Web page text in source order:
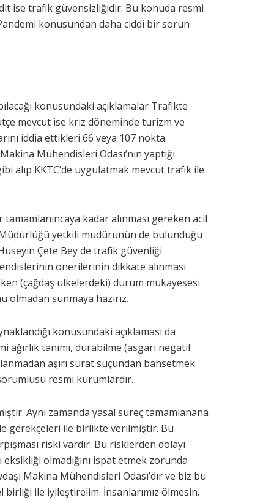
ise trafik güvensizliğidir. Bu konuda resmi
konusundan daha ciddi bir sorun
konusundaki açıklamalar Trafikte
mevcut ise kriz döneminde turizm ve
iddia ettikleri 66 veya 107 nokta
Mühendisleri Odası’nın yaptığı
alıp KKTC’de uygulatmak mevcut trafik ile
kadar alınması gereken acil
yetkili müdürünün de bulunduğu
Çete Bey de trafik güvenliği
önerilerinin dikkate alınması
(çağdaş ülkelerdeki) durum mukayesesi
sunmaya hazırız.
konusundaki açıklaması da
ağırlık tanımı, durabilme (asgari negatif
aşırı sürat suçundan bahsetmek
resmi kurumlardır.
Ayni zamanda yasal süreç tamamlanana
gerekçeleri ile birlikte verilmiştir. Bu
riski vardır. Bu risklerden dolayı
olmadığını ispat etmek zorunda
Makina Mühendisleri Odası’dır ve biz bu
ile iyileştirelim. İnsanlarımız ölmesin.